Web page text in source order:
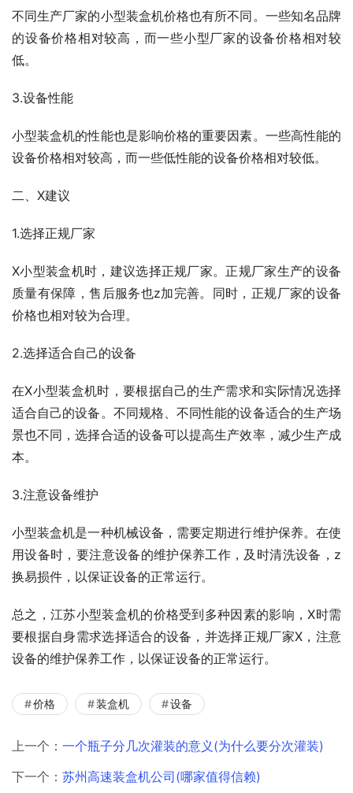
不同生产厂家的小型装盒机价格也有所不同。一些知名品牌
的设备价格相对较高，而一些小型厂家的设备价格相对较
低。
3.设备性能
小型装盒机的性能也是影响价格的重要因素。一些高性能的
设备价格相对较高，而一些低性能的设备价格相对较低。
二、X建议
1.选择正规厂家
X小型装盒机时，建议选择正规厂家。正规厂家生产的设备
质量有保障，售后服务也z加完善。同时，正规厂家的设备
价格也相对较为合理。
2.选择适合自己的设备
在X小型装盒机时，要根据自己的生产需求和实际情况选择
适合自己的设备。不同规格、不同性能的设备适合的生产场
景也不同，选择合适的设备可以提高生产效率，减少生产成
本。
3.注意设备维护
小型装盒机是一种机械设备，需要定期进行维护保养。在使
用设备时，要注意设备的维护保养工作，及时清洗设备，z
换易损件，以保证设备的正常运行。
总之，江苏小型装盒机的价格受到多种因素的影响，X时需
要根据自身需求选择适合的设备，并选择正规厂家X，注意
设备的维护保养工作，以保证设备的正常运行。
价格 装盒机 设备
上一个： 一个瓶子分几次灌装的意义(为什么要分次灌装)
下一个： 苏州高速装盒机公司(哪家值得信赖)